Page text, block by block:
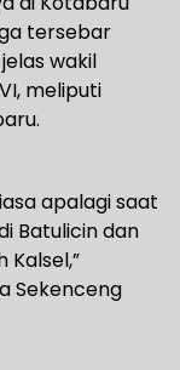
tersebar
wakil
meliputi
apalagi saat
Batulicin dan
Sekenceng